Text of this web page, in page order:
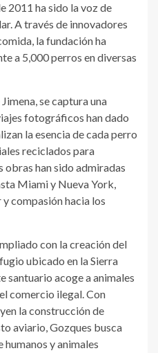
2011 ha sido la voz de
A través de innovadores
la fundación ha
a 5,000 perros en diversas
se captura una
fotográficos han dado
la esencia de cada perro
reciclados para
obras han sido admiradas
Miami y Nueva York,
compasión hacia los
con la creación del
ubicado en la Sierra
santuario acoge a animales
comercio ilegal. Con
la construcción de
aviario, Gozques busca
y animales